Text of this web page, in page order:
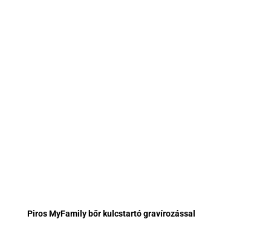
Piros MyFamily bőr kulcstartó gravírozással